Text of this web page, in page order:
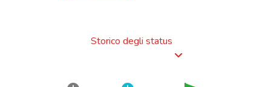
Storico degli status